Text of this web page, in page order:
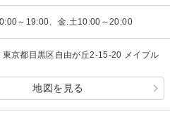
～19:00、金.土10:00～20:00
京都目黒区自由が丘2-15-20 メイプル
地図を見る